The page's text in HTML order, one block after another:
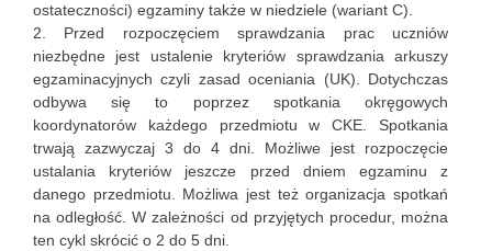
ostateczności) egzaminy także w niedziele (wariant C).
Przed rozpoczęciem sprawdzania prac uczniów
niezbędne jest ustalenie kryteriów sprawdzania arkuszy
egzaminacyjnych czyli zasad oceniania (UK). Dotychczas
odbywa się to poprzez spotkania okręgowych
koordynatorów każdego przedmiotu w CKE. Spotkania
trwają zazwyczaj 3 do 4 dni. Możliwe jest rozpoczęcie
ustalania kryteriów jeszcze przed dniem egzaminu z
danego przedmiotu. Możliwa jest też organizacja spotkań
na odległość. W zależności od przyjętych procedur, można
ten cykl skrócić o 2 do 5 dni.